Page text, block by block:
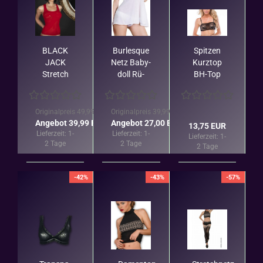
BLACK
JACK
Stretch
Rest­be­
stand
Originalpreis 49,99 EUR
Angebot 39,99 EUR
Lieferzeit: 1-
2 Tage
Bur­les­que
Netz Ba­by­
doll Rü­
oder Weiß
Originalpreis 39,99 EUR
Angebot 27,00 EUR
Lieferzeit: 1-
2 Tage
Spit­zen
Kurz­top
BH-​Top
13,75 EUR
Lieferzeit: 1-
2 Tage
-42% -43% -57%